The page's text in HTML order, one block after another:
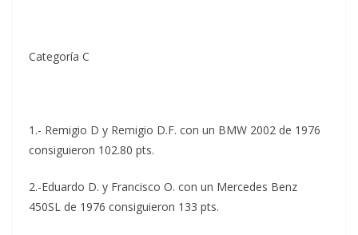
Categoría C
1.- Remigio D y Remigio D.F. con un BMW 2002 de 1976
consiguieron 102.80 pts.
2.-Eduardo D. y Francisco O. con un Mercedes Benz
450SL de 1976 consiguieron 133 pts.